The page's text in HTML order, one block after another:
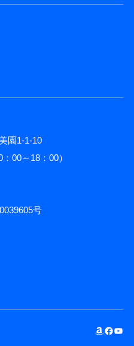
園1-1-10
00～18：00）
号
Amazon Facebook YouTube